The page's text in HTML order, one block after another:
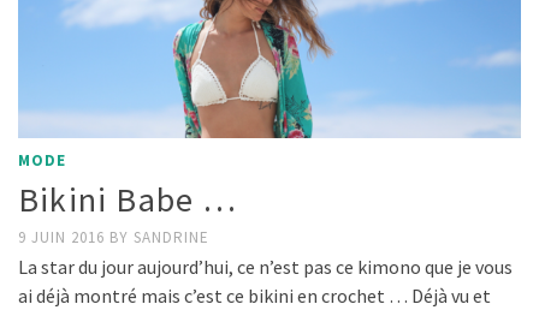
MODE
Bikini Babe …
9 JUIN 2016 BY SANDRINE
La star du jour aujourd’hui, ce n’est pas ce kimono que je vous
ai déjà montré mais c’est ce bikini en crochet … Déjà vu et